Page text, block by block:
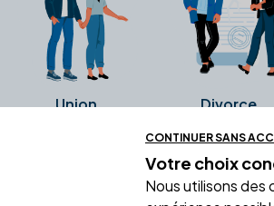
Union Divorce
Ces avis
CONTINUER SANS
Votre choix
Nous utilisons des